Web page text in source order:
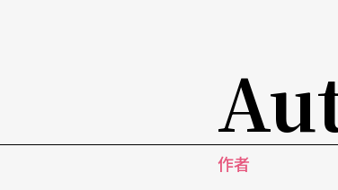
节系统，就一定不同（当然这「不一
世和他的停车场》（北艺大版）并不
更好看，年轻演员可以刺激我如何设
作者